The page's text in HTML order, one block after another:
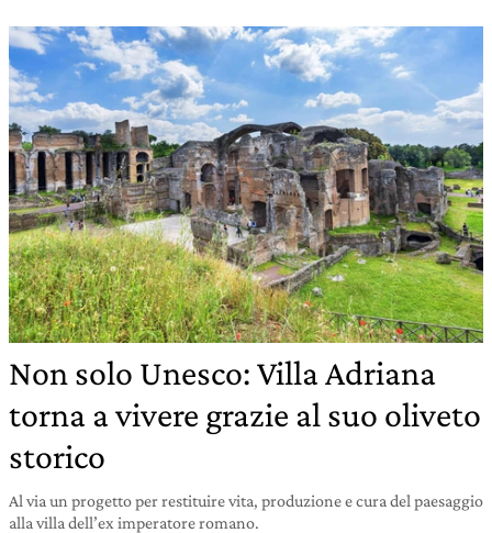
Non solo Unesco: Villa Adriana
torna a vivere grazie al suo oliveto
storico
Al via un progetto per restituire vita, produzione e cura del paesaggio
alla villa dell’ex imperatore romano.